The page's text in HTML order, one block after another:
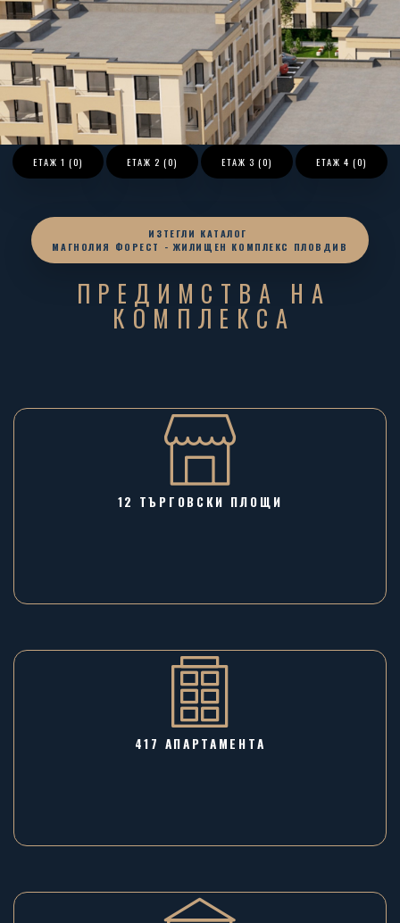
ЕТАЖ1 (0) ЕТАЖ 2 (0) ЕТАЖ 3 (0) ЕТАЖ 4 (0)
ИЗТЕГЛИ КАТАЛОГ
МАГНОЛИЯ ФОРЕСТ - ЖИЛИЩЕН КОМПЛЕКС ПЛОВДИВ
ПРЕДИМСТВА НА
КОМПЛЕКСА
12 ТЪРГОВСКИ ПЛОЩИ
417 АПАРТАМЕНТА